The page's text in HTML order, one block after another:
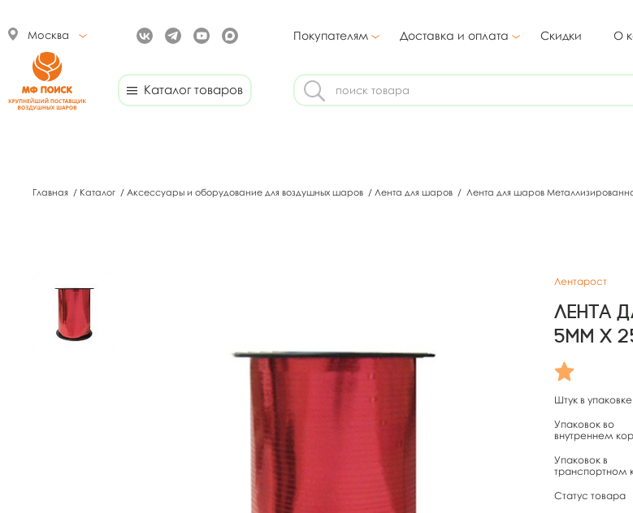
Москва Покупателям Доставка и оплата Скидки О
Каталог товаров
Главная / Каталог / Аксессуары и оборудование для воздушных шаров / Лента для шаров / Лента для шаров
Лентарост
Лента
5мм х
Штук в упаковке
Упаковок во
внутреннем
Упаковок в
транспортном
Статус товара